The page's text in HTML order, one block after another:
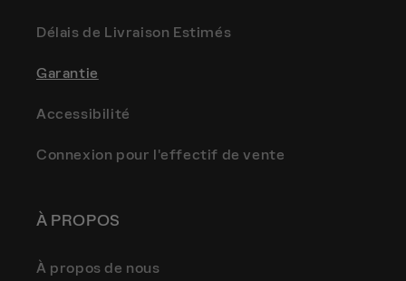
Délais de Livraison Estimés
Garantie
Accessibilité
Connexion pour l'effectif de vente
À PROPOS
À propos de nous